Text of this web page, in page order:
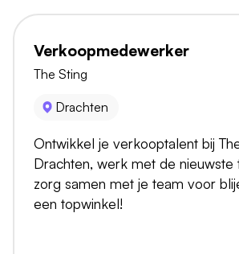
Verkoopmedewerker
The Sting
Drachten
Ontwikkel je verkooptalent bij
Drachten, werk met de nieuwste
zorg samen met je team voor
een topwinkel!